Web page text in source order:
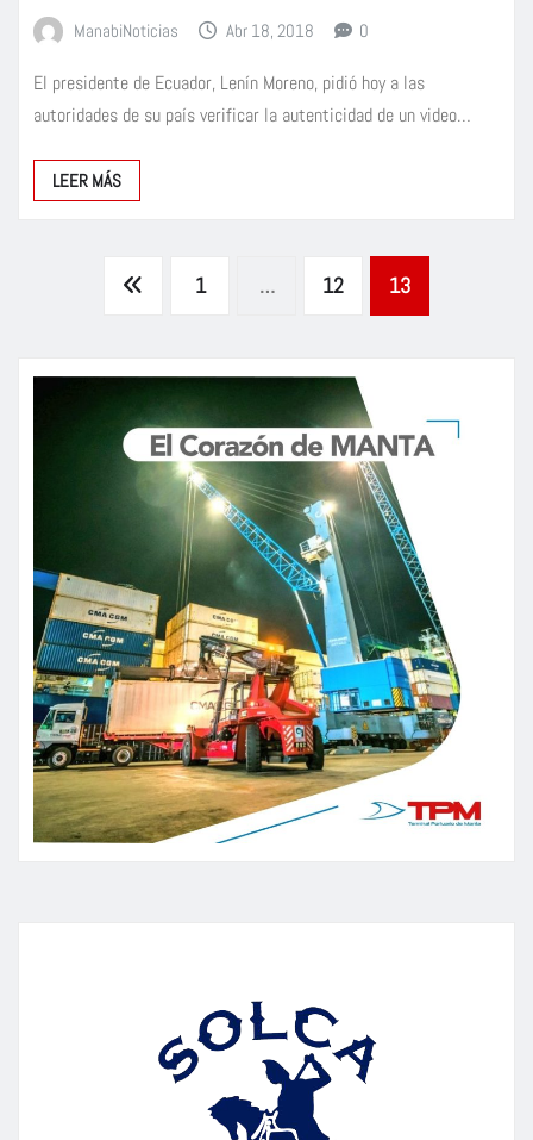
ManabiNoticias Abr 18, 2018 0
El presidente de Ecuador, Lenín Moreno, pidió hoy a las
autoridades de su país verificar la autenticidad de un video…
LEER MÁS
Paginación
de
entradas
1 … 12 13